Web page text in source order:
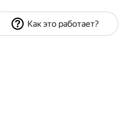
Как это работает?